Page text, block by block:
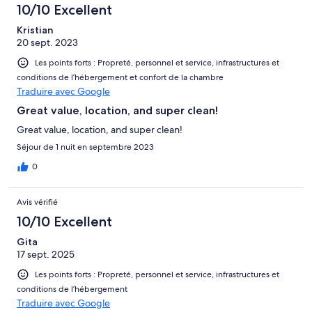
10/10 Excellent
Kristian
20 sept. 2023
Les points forts : Propreté, personnel et service, infrastructures et
conditions de l’hébergement et confort de la chambre
Traduire avec Google
Great value, location, and super clean!
Great value, location, and super clean!
Séjour de 1 nuit en septembre 2023
0
Avis vérifié
10/10 Excellent
Gita
17 sept. 2025
Les points forts : Propreté, personnel et service, infrastructures et
conditions de l’hébergement
Traduire avec Google